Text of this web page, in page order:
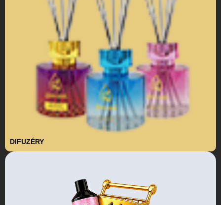
DIFUZÉRY